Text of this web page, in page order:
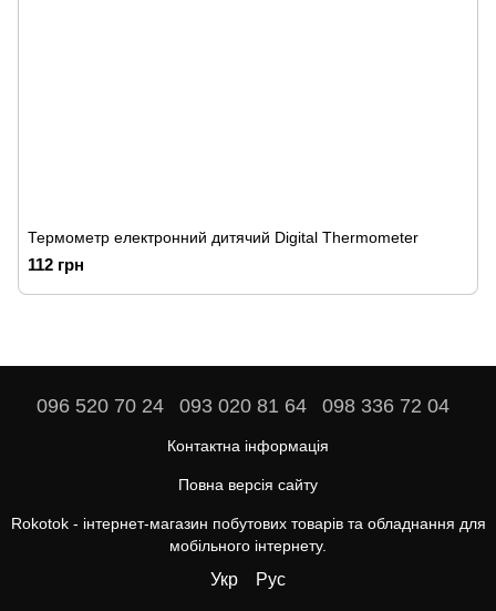
Термометр електронний дитячий Digital Thermometer
112 грн
096 520 70 24 093 020 81 64 098 336 72 04
Контактна інформація
Повна версія сайту
Rokotok - інтернет-магазин побутових товарів та обладнання для
мобільного інтернету.
Укр Рус